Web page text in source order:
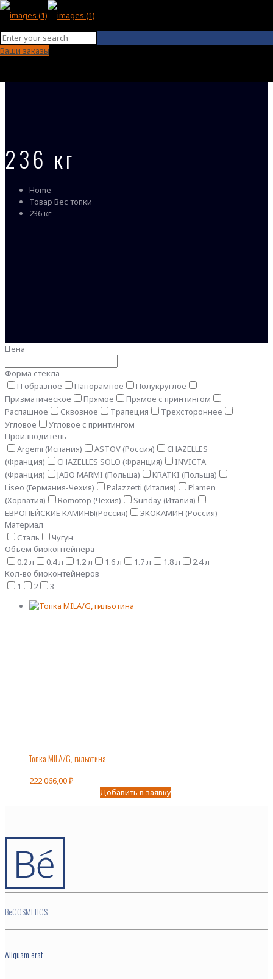
Ваши заказы
236 кг
Home
Товар Вес топки
236 кг
Цена
Форма стекла
П образное
Панорамное
Полукруглое
Призматическое
Прямое
Прямое с принтингом
Распашное
Сквозное Трапеция
Трехстороннее
Угловое
Угловое с принтингом
Производитель
Argemi (Испания)
ASTOV (Россия)
CHAZELLES
(Франция)
CHAZELLES SOLO (Франция)
INVICTA
(Франция)
JABO MARMI (Польша)
KRATKI (Польша)
Liseo (Германия-Чехия)
Palazzetti (Италия)
Plamen
(Хорватия)
Romotop (Чехия)
Sunday (Италия)
ЕВРОПЕЙСКИЕ КАМИНЫ(Россия)
ЭКОКАМИН (Россия)
Материал
Сталь
Чугун
Объем биоконтейнера
0.2 л
0.4 л 1.2 л 1.6 л 1.7 л 1.8 л
2.4 л
Кол-во биоконтейнеров
1
2 3
Топка MILA/G, гильотина
222 066,00₽
Добавить в заявку
BeCOSMETICS
Aliquam erat